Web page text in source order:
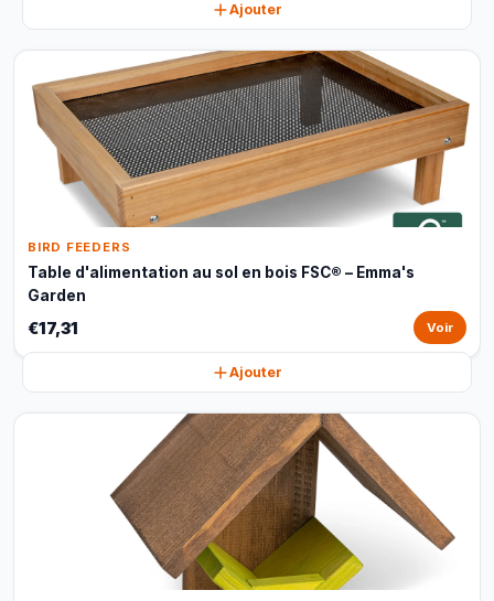
Ajouter
BIRD FEEDERS
Table d'alimentation au sol en bois FSC® – Emma's
Garden
€17,31 Voir
Ajouter